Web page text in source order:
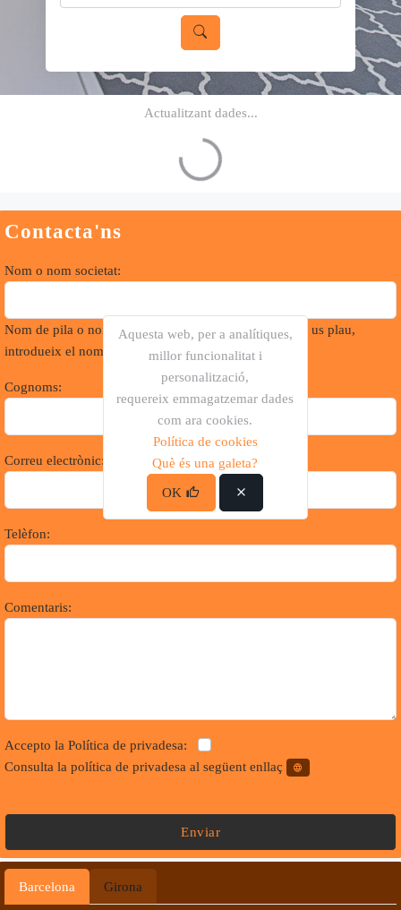
Actualitzant dades...
Contacta'ns
Nom o nom societat:
Nom de pila o nom de la societat. Si és una societat, si us plau,
introdueix el nom complet
Cognoms:
Correu electrònic:
Telèfon:
Comentaris:
Accepto la Política de privadesa:
Consulta la política de privadesa al següent enllaç
Enviar
Barcelona Girona
Aquesta web, per a analítiques,
millor funcionalitat i
personalització,
requereix emmagatzemar dades
com ara cookies.
Política de cookies
Què és una galeta?
OK